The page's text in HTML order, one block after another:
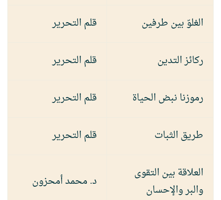
الغلوّ بين طرفين قلم التحرير
ركائز التدين قلم التحرير
رموزنا نبض الحياة قلم التحرير
طريق الثبات قلم التحرير
العلاقة بين التقوى
والبر والإحسان
د. محمد أمحزون